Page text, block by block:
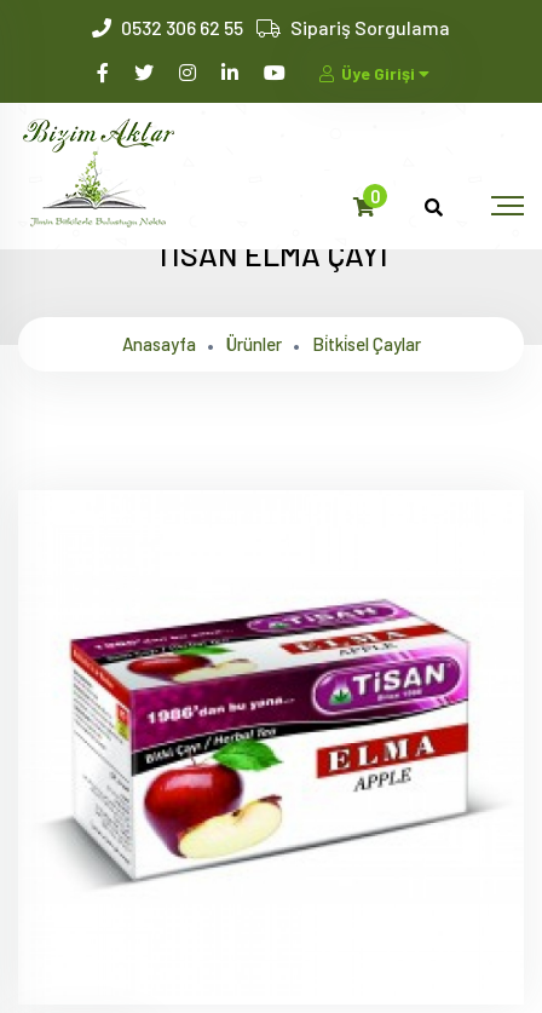
0532 306 62 55 Sipariş Sorgulama
Üye Girişi
0
TİSAN ELMA ÇAYI
Anasayfa Ürünler Bi̇tki̇sel Çaylar